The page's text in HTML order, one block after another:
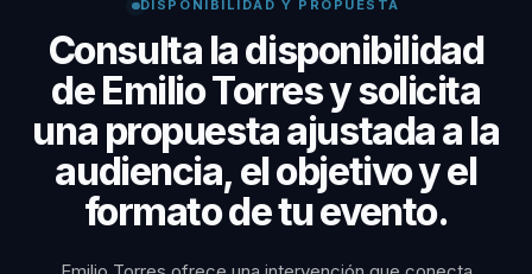
DISPONIBILIDAD Y PROPUESTA
Consulta la disponibilidad
de Emilio Torres y solicita
una propuesta ajustada a la
audiencia, el objetivo y el
formato de tu evento.